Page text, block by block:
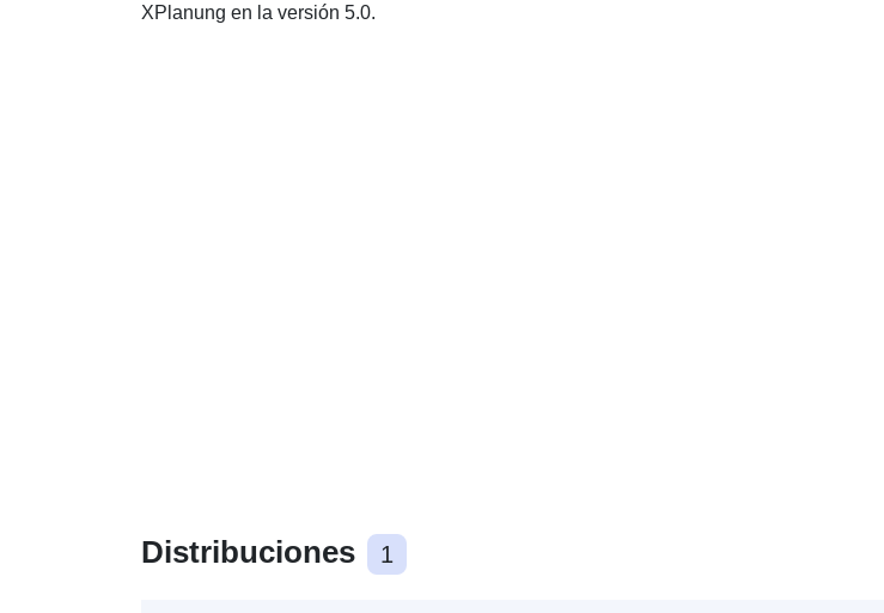
XPlanung en la versión 5.0.
Distribuciones 1